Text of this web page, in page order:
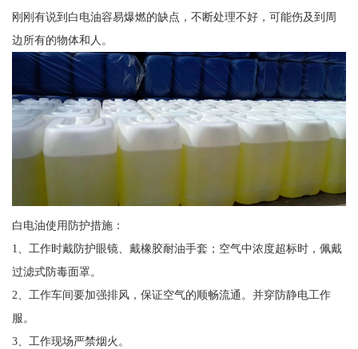
刚刚有说到白电油容易爆燃的缺点，不断处理不好，可能伤及到周
边所有的物体和人。
白电油使用防护措施：
1、工作时戴防护眼镜、戴橡胶耐油手套；空气中浓度超标时，佩戴
过滤式防毒面罩。
2、工作车间要加强排风，保证空气的顺畅流通。并穿防静电工作
服。
3、工作现场严禁烟火。